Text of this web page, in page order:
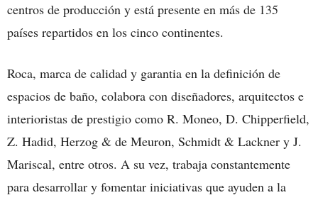
centros de producción y está presente en más de 135
países repartidos en los cinco continentes.
Roca, marca de calidad y garantia en la definición de
espacios de baño, colabora con diseñadores, arquitectos e
interioristas de prestigio como R. Moneo, D. Chipperfield,
Z. Hadid, Herzog & de Meuron, Schmidt & Lackner y J.
Mariscal, entre otros. A su vez, trabaja constantemente
para desarrollar y fomentar iniciativas que ayuden a la